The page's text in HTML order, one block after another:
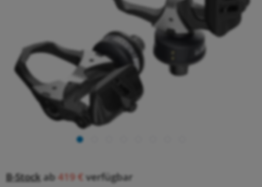
B-Stockab 419 € verfügbar